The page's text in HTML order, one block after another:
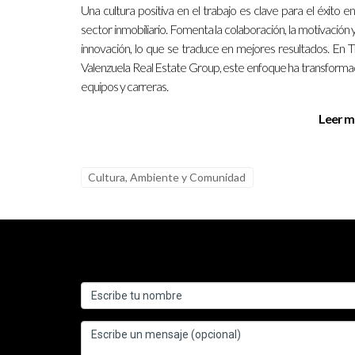
Un buen liderazgo humano puede ayudarte a
¿Qué habilidades debo desarrollar
Las habilidades clave incluyen la escucha
¿Cómo puedo contactar a Ignacio
carrera inmobiliaria. Recuerda que tu éxito está
Una cultura positiva en el trabajo es clave para el éxito
sector inmobiliario. Fomenta la colaboración, la motivación
innovación, lo que se traduce en mejores resultados. En
Valenzuela Real Estate Group, este enfoque ha
equipos y carreras.
Leer
Cultura, Ambiente y Comunidad